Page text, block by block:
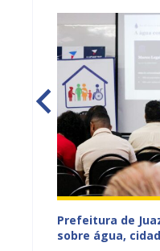
Prefeitura de
sobre água,